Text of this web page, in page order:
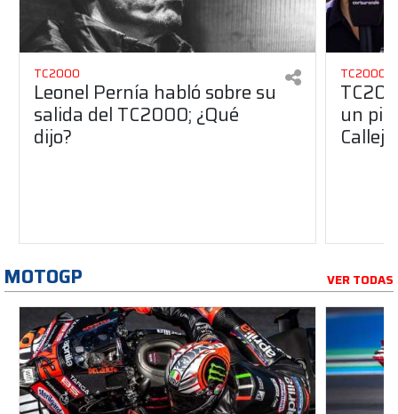
TC2000
Leonel Pernía habló sobre su
salida del TC2000; ¿Qué
dijo?
TC2000
un
MOTOGP VER TODAS